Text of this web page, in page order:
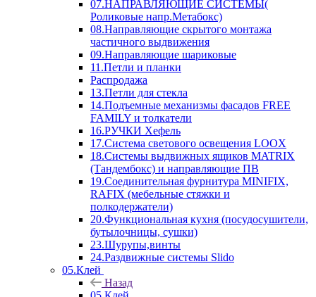
07.НАПРАВЛЯЮЩИЕ СИСТЕМЫ(
Роликовые напр.Метабокс)
08.Направляющие скрытого монтажа
частичного выдвижения
09.Направляющие шариковые
11.Петли и планки
Распродажа
13.Петли для стекла
14.Подъемные механизмы фасадов FREE
FAMILY и толкатели
16.РУЧКИ Хефель
17.Система светового освещения LOOX
18.Системы выдвижных ящиков MATRIX
(Тандембокс) и направляющие ПВ
19.Соединительная фурнитура MINIFIX,
RAFIX (мебельные стяжки и
полкодержатели)
20.Функциональная кухня (посудосушители,
бутылочницы, сушки)
23.Шурупы,винты
24.Раздвижные системы Slido
05.Клей
Назад